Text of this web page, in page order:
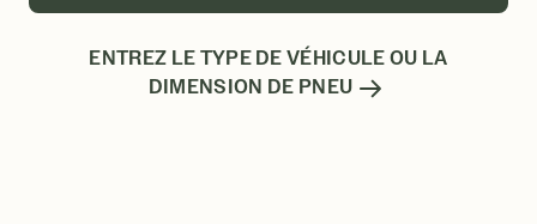
ENTREZ LE TYPE DE VÉHICULE OU LA
DIMENSION DE PNEU